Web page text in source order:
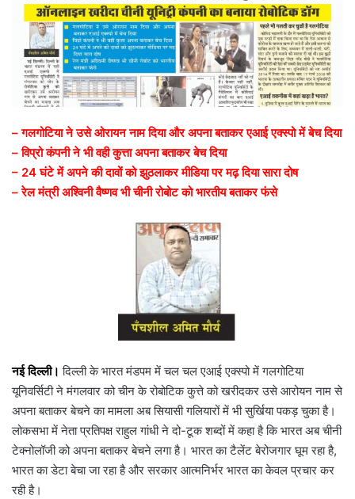
– गलगोटिया ने उसे ओरायन नाम दिया और अपना बताकर एआई एक्स्पो में बेच दिया
– विप्रो कंपनी ने भी वही कुत्ता अपना बताकर बेच दिया
– 24 घंटे में अपने की दावों को झुठलाकर मीडिया पर मढ़ दिया सारा दोष
– रेल मंत्री अश्विनी वैष्णव भी चीनी रोबोट को भारतीय बताकर फंसे
नई दिल्ली। दिल्ली के भारत मंडपम में चल चल एआई एक्स्पो में गलगोटिया
यूनिवर्सिटी ने मंगलवार को चीन के रोबोटिक कुत्ते को खरीदकर उसे आरोयन नाम से
अपना बताकर बेचने का मामला अब सियासी गलियारों में भी सुर्खिया पकड़ चुका है।
लोकसभा में नेता प्रतिपक्ष राहुल गांधी ने दो-टूक शब्दों में कहा है कि भारत अब चीनी
टेक्नोलॉजी को अपना बताकर बेचने लगा है। भारत का टैलेंट बेरोजगार घूम रहा है,
भारत का डेटा बेचा जा रहा है और सरकार आत्मनिर्भर भारत का केवल प्रचार कर
रही है।